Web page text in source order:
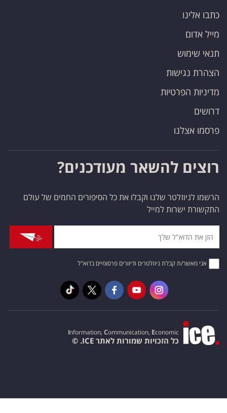
כתבו אלינו
מייל אדום
תנאי שימוש
הצהרת נגישות
מדיניות הפרטיות
דרושים
פרסמו אצלנו
רוצים להשאר מעודכנים?
הרשמו לניוזלטר שלנו וקבלו את כל הסיפורים החמים של עולם
התקשורת ישרות למייל
אני מאשר/ת קבלת ניוזלטרים ודיוורים פרסומיים בדוא"ל
Information, Communication, Economic
כל הזכויות שמורות לאתר ICE. ©